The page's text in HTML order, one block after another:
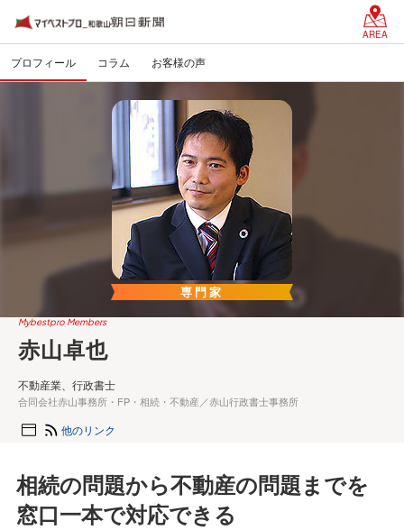
AREA
プロフィール コラム お客様の声
専門家
Mybestpro Members
赤山卓也
不動産業、行政書士
合同会社赤山事務所・FP・相続・不動産／赤山行政書士事務所
他のリンク
相続の問題から不動産の問題までを
窓口一本で対応できる